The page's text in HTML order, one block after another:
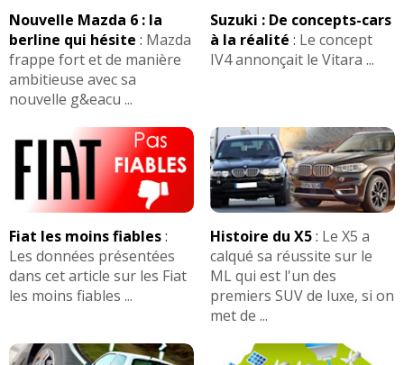
Nouvelle Mazda 6 : la
berline qui hésite : Mazda
frappe fort et de manière
ambitieuse avec sa
nouvelle g&eacu ...
Suzuki : De concepts-cars
à la réalité : Le concept
IV4 annonçait le Vitara ...
Fiat les moins fiables:
Les données présentées
dans cet article sur les Fiat
les moins fiables ...
Histoire du X5: Le X5 a
calqué sa réussite sur le
ML qui est l'un des
premiers SUV de luxe, si on
met de ...